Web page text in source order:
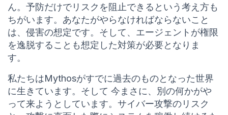
ん。予防だけでリスクを阻止できるという考え方も
ちがいます。あなたがやらなければならないこと
は、侵害の想定です。そして、エージェントが権限
を逸脱することも想定した対策が必要となりま
す。
私たちはMythosがすでに過去のものとなった世界
に生きています。そして 今まさに、別の何かがや
って来ようとしています。サイバー攻撃のリスク